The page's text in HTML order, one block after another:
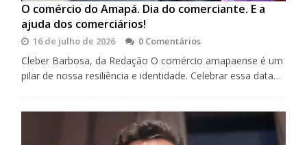
O comércio do Amapá. Dia do comerciante. E a
ajuda dos comerciários!
16 de julho de 2026 0 Comentários
Cleber Barbosa, da Redação O comércio amapaense é um
pilar de nossa resiliência e identidade. Celebrar essa data…